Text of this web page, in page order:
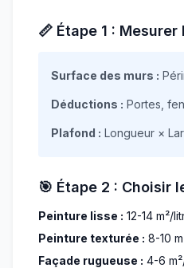
📏 Étape 1 :
Surface des murs :
Déductions : Portes,
Plafond : Longueur ×
🎯 Étape 2 : Choisir
Peinture lisse : 12-14 m²/
Peinture texturée : 8-10
Façade rugueuse : 4-6